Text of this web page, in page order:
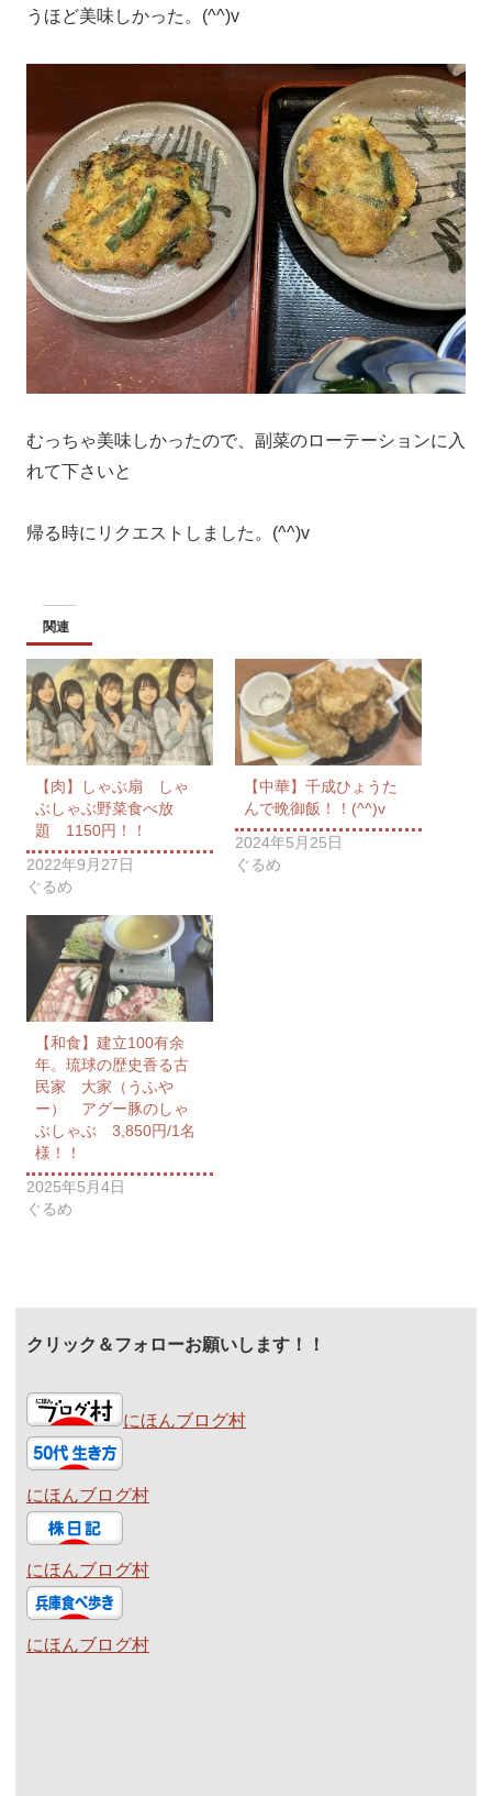
うほど美味しかった。(^^)v
むっちゃ美味しかったので、副菜のローテーションに入
れて下さいと
帰る時にリクエストしました。(^^)v
関連
【肉】しゃぶ扇 しゃ
ぶしゃぶ野菜食べ放
題 1150円！！
2022年9月27日
ぐるめ
【中華】千成ひょうた
んで晩御飯！！(^^)v
2024年5月25日
ぐるめ
【和食】建立100有余
年。琉球の歴史香る古
民家 大家（うふや
ー） アグー豚のしゃ
ぶしゃぶ 3,850円/1名
様！！
2025年5月4日
ぐるめ
クリック＆フォローお願いします！！
にほんブログ村
にほんブログ村
にほんブログ村
にほんブログ村